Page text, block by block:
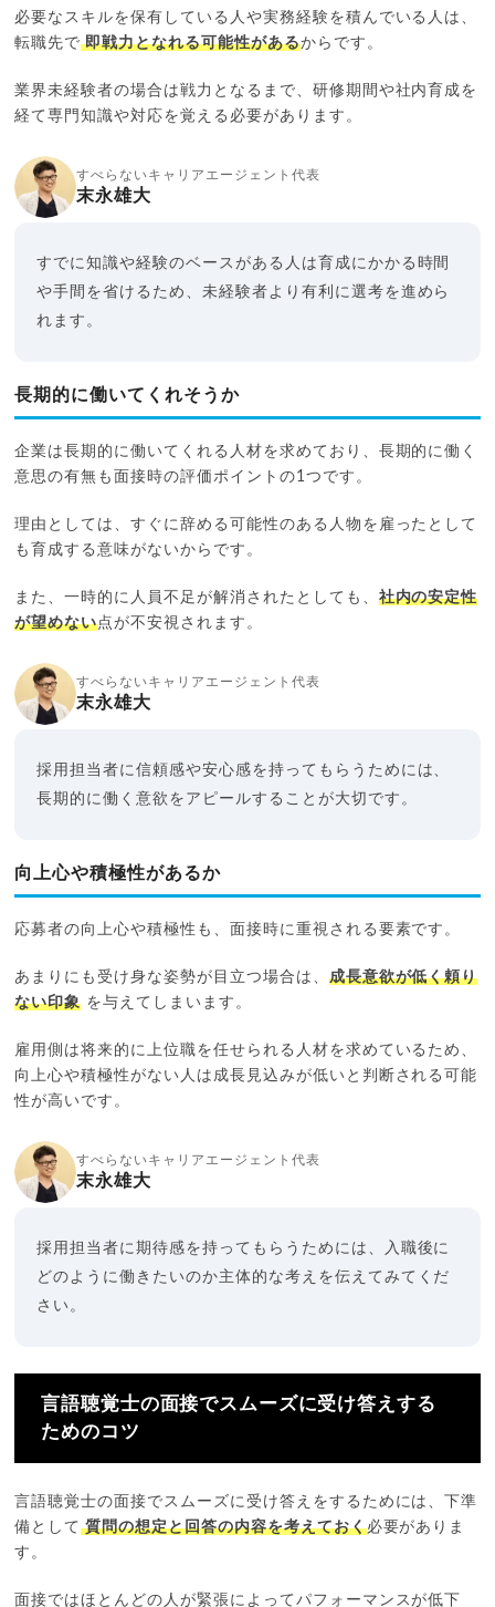
必要なスキルを保有している人や実務経験を積んでいる人は、
転職先で即戦力となれる可能性があるからです。
業界未経験者の場合は戦力となるまで、研修期間や社内育成を
経て専門知識や対応を覚える必要があります。
すべらないキャリアエージェント代表
末永雄大
すでに知識や経験のベースがある人は育成にかかる時間
や手間を省けるため、未経験者より有利に選考を進めら
れます。
長期的に働いてくれそうか
企業は長期的に働いてくれる人材を求めており、長期的に働く
意思の有無も面接時の評価ポイントの1つです。
理由としては、すぐに辞める可能性のある人物を雇ったとして
も育成する意味がないからです。
また、一時的に人員不足が解消されたとしても、 社内の安定性
が望めない点が不安視されます。
すべらないキャリアエージェント代表
末永雄大
採用担当者に信頼感や安心感を持ってもらうためには、
長期的に働く意欲をアピールすることが大切です。
向上心や積極性があるか
応募者の向上心や積極性も、面接時に重視される要素です。
あまりにも受け身な姿勢が目立つ場合は、 成長意欲が低く頼り
ない印象 を与えてしまいます。
雇用側は将来的に上位職を任せられる人材を求めているため、
向上心や積極性がない人は成長見込みが低いと判断される可能
性が高いです。
すべらないキャリアエージェント代表
末永雄大
採用担当者に期待感を持ってもらうためには、入職後に
どのように働きたいのか主体的な考えを伝えてみてくだ
さい。
言語聴覚士の面接でスムーズに受け答えする
ためのコツ
言語聴覚士の面接でスムーズに受け答えをするためには、下準
備として質問の想定と回答の内容を考えておく必要がありま
す。
面接ではほとんどの人が緊張によってパフォーマンスが低下